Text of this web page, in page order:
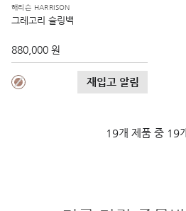
해리슨 HARRISON
그레고리 슬링백
880,000 원
재입고 알림
19개 제품 중 19